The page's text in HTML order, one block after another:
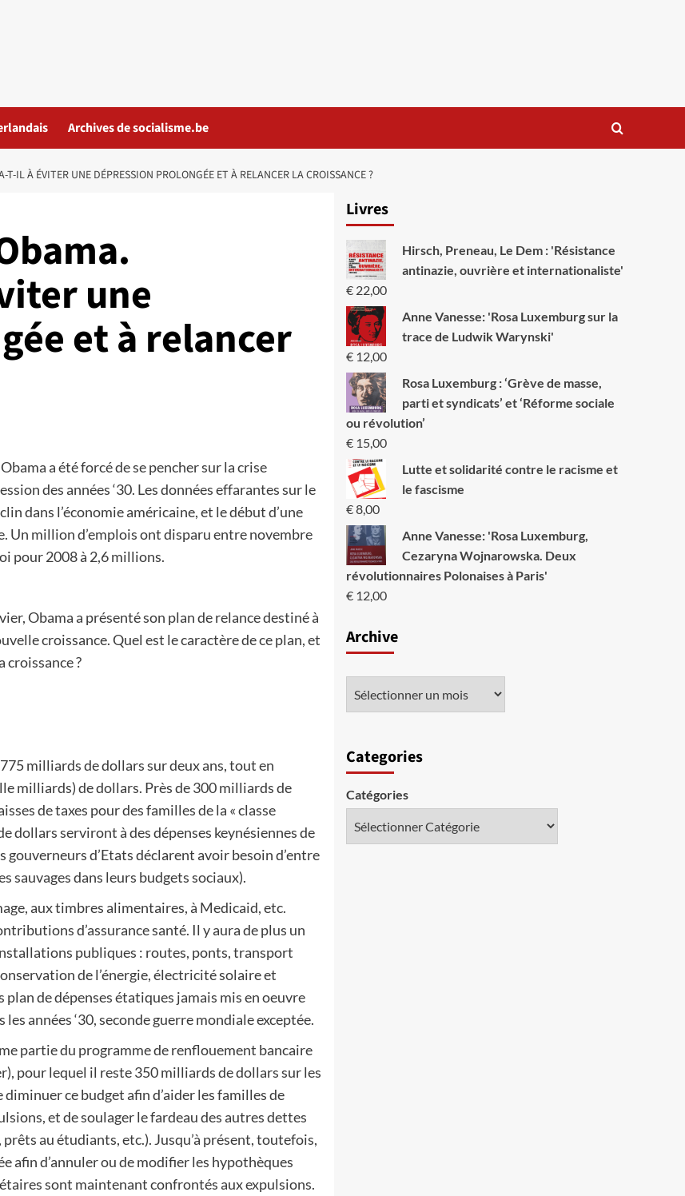
Archives de socialisme.be
T-IL À ÉVITER UNE DÉPRESSION PROLONGÉE ET À RELANCER LA CROISSANCE ?
une
et à relancer
a été forcé de se pencher sur la crise
des années ‘30. Les données effarantes sur le
dans l’économie américaine, et le début d’une
Un million d’emplois ont disparu entre novembre
pour 2008 à 2,6 millions.
Obama a présenté son plan de relance destiné à
croissance. Quel est le caractère de ce plan, et
croissance ?
milliards de dollars sur deux ans, tout en
milliards) de dollars. Près de 300 milliards de
de taxes pour des familles de la « classe
dollars serviront à des dépenses keynésiennes de
d’Etats déclarent avoir besoin d’entre
sauvages dans leurs budgets sociaux).
aux timbres alimentaires, à Medicaid, etc.
d’assurance santé. Il y aura de plus un
publiques : routes, ponts, transport
de l’énergie, électricité solaire et
plan de dépenses étatiques jamais mis en oeuvre
années ‘30, seconde guerre mondiale exceptée.
partie du programme de renflouement bancaire
pour lequel il reste 350 milliards de dollars sur les
ce budget afin d’aider les familles de
et de soulager le fardeau des autres dettes
au étudiants, etc.). Jusqu’à présent, toutefois,
afin d’annuler ou de modifier les hypothèques
sont maintenant confrontés aux expulsions.
Livres
Hirsch, Preneau, Le Dem : 'Résistance
antinazie, ouvrière et internationaliste'
€22,00
Anne Vanesse: 'Rosa Luxemburg sur la
trace de Ludwik Warynski'
€12,00
Rosa Luxemburg : ‘Grève de masse,
parti et syndicats’ et ‘Réforme sociale
ou révolution’
€15,00
Lutte et solidarité contre le racisme et
le fascisme
€8,00
Anne Vanesse: 'Rosa Luxemburg,
Cezaryna Wojnarowska. Deux
révolutionnaires Polonaises à Paris'
€12,00
Archive
Categories
Catégories